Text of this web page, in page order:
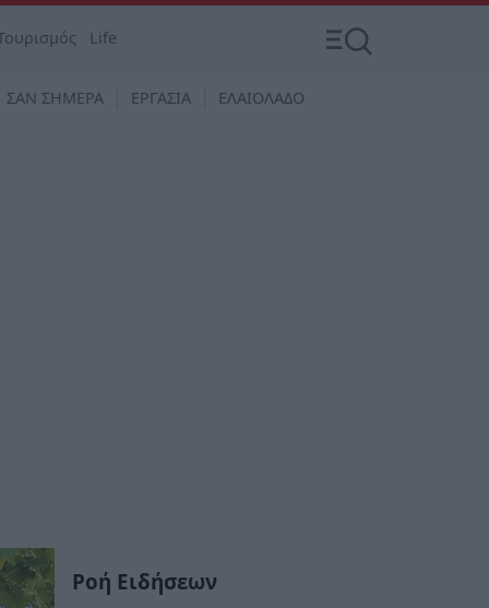
Life
ΣΑΝ ΣΗΜΕΡΑ ΕΡΓΑΣΙΑ ΕΛΑΙΟΛΑΔΟ
Ροή Ειδήσεων